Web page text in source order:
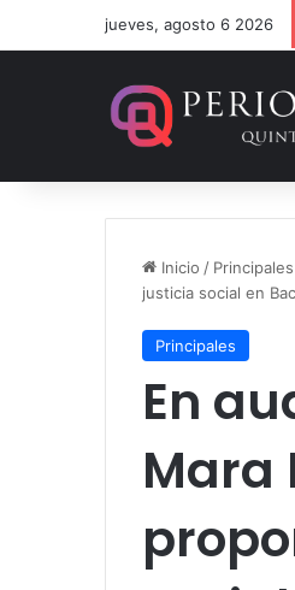
jueves, agosto 6 2026
Inicio / Principales
justicia social en
Principales
En
Mara